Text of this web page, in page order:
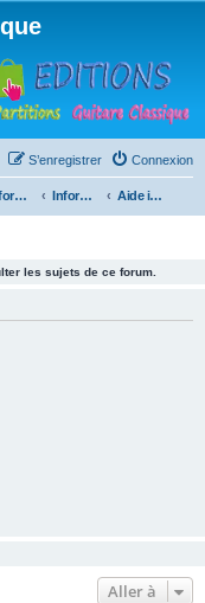
Connexion
S’enregistrer
Informatique Informatique Aide informatique.
les sujets de ce forum.
Aller à